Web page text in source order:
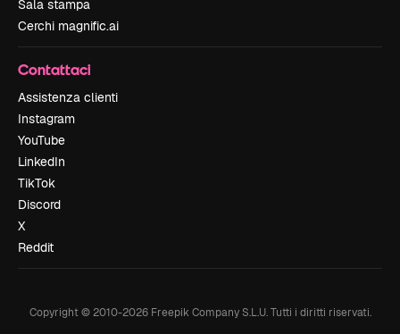
Sala stampa
Cerchi magnific.ai
Contattaci
Assistenza clienti
Instagram
YouTube
LinkedIn
TikTok
Discord
X
Reddit
Copyright © 2010-2026Freepik Company S.L.U. Tutti i diritti riservati.